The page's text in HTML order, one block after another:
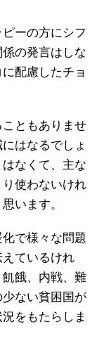
ーの方にシフ
の発言はしな
配慮したチョ
ともありませ
はなるでしょ
なくて、主な
使わないけれ
います。
で様々な問題
ているけれ
餓、内戦、難
ない貧困国が
をもたらしま